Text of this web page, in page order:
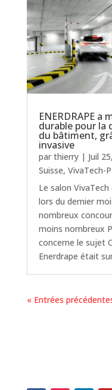
ENERDRAPE
durable pour la
du bâtiment,
invasive
par thierry| Juil
Suisse, VivaTech-
Le salon
lors du dernier
nombreux
moins nombreux
concerne le sujet
Enerdrape était
« Entrées